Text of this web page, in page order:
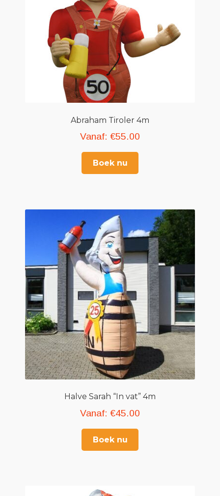
Abraham Tiroler 4m
Vanaf: €55.00
Boek nu
Halve Sarah “In vat” 4m
Vanaf: €45.00
Boek nu